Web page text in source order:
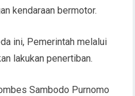
kendaraan bermotor.
ini, Pemerintah melalui
lakukan penertiban.
Sambodo Purnomo